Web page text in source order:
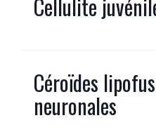
Cellulite
Céroïdes
neuronales